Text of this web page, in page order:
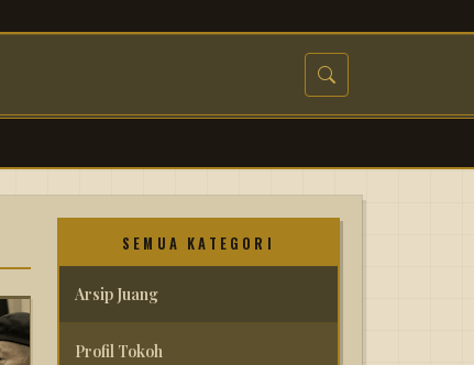
SEMUA KATEGORI
Arsip Juang
Profil Tokoh